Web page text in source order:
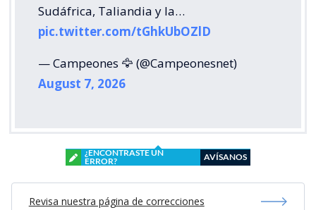
Sudáfrica, Taliandia y la…
pic.twitter.com/tGhkUbOZlD
— Campeones 🦅 (@Campeonesnet)
August 7, 2026
¿ENCONTRASTE UN
ERROR?
AVÍSANOS
Revisa nuestra página de correcciones